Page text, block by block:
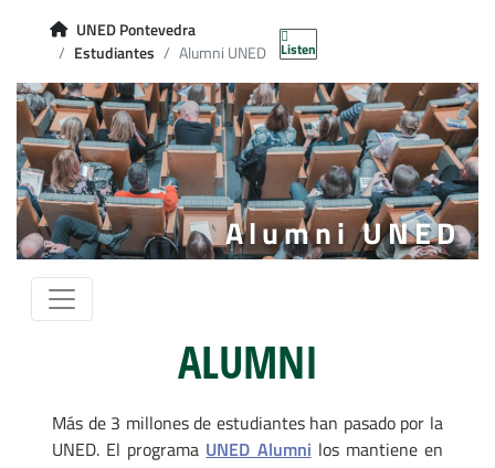
UNED Pontevedra
Estudiantes
Alumni UNED Listen
Alumni UNED
ALUMNI
Más de 3 millones de estudiantes han pasado por la
UNED. El programa UNED Alumni los mantiene en